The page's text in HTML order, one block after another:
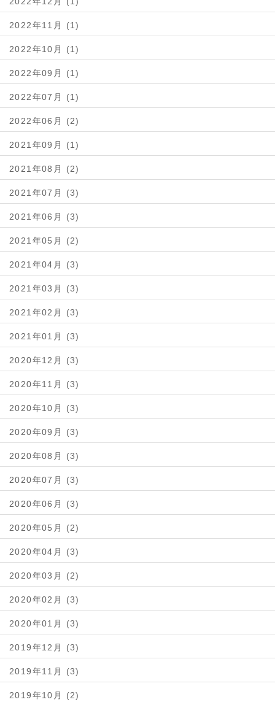
2022年11月 (1)
2022年10月 (1)
2022年09月 (1)
2022年07月 (1)
2022年06月 (2)
2021年09月 (1)
2021年08月 (2)
2021年07月 (3)
2021年06月 (3)
2021年05月 (2)
2021年04月 (3)
2021年03月 (3)
2021年02月 (3)
2021年01月 (3)
2020年12月 (3)
2020年11月 (3)
2020年10月 (3)
2020年09月 (3)
2020年08月 (3)
2020年07月 (3)
2020年06月 (3)
2020年05月 (2)
2020年04月 (3)
2020年03月 (2)
2020年02月 (3)
2020年01月 (3)
2019年12月 (3)
2019年11月 (3)
2019年10月 (2)